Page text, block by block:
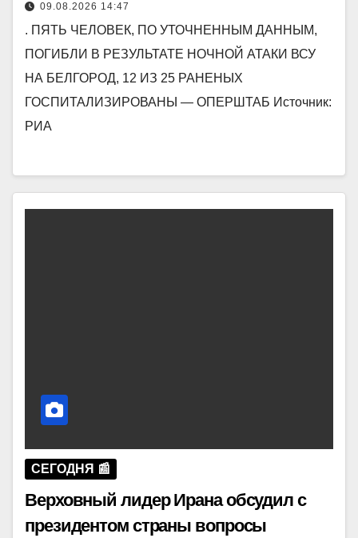
09.08.2026 14:47
. ПЯТЬ ЧЕЛОВЕК, ПО УТОЧНЕННЫМ ДАННЫМ,
ПОГИБЛИ В РЕЗУЛЬТАТЕ НОЧНОЙ АТАКИ ВСУ
НА БЕЛГОРОД, 12 ИЗ 25 РАНЕНЫХ
ГОСПИТАЛИЗИРОВАНЫ — ОПЕРШТАБ Источник:
РИА
СЕГОДНЯ 📰
Верховный лидер Ирана обсудил с
президентом страны вопросы